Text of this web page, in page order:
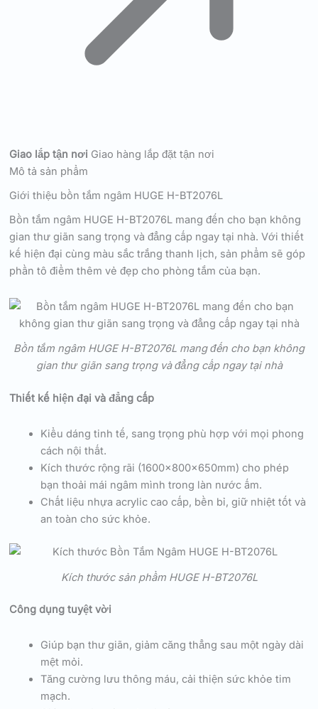
Giao lắp tận nơi Giao hàng lắp đặt tận nơi
Mô tả sản phẩm
Giới thiệu bồn tắm ngâm HUGE H-BT2076L
Bồn tắm ngâm HUGE H-BT2076L mang đến cho bạn không
gian thư giãn sang trọng và đẳng cấp ngay tại nhà. Với thiết
kế hiện đại cùng màu sắc trắng thanh lịch, sản phẩm sẽ góp
phần tô điểm thêm vẻ đẹp cho phòng tắm của bạn.
Bồn tắm ngâm HUGE H-BT2076L mang đến cho bạn không
gian thư giãn sang trọng và đẳng cấp ngay tại nhà
Thiết kế hiện đại và đẳng cấp
Kiểu dáng tinh tế, sang trọng phù hợp với mọi phong
cách nội thất.
Kích thước rộng rãi (1600x800x650mm) cho phép
bạn thoải mái ngâm mình trong làn nước ấm.
Chất liệu nhựa acrylic cao cấp, bền bỉ, giữ nhiệt tốt và
an toàn cho sức khỏe.
Kích thước sản phẩm HUGE H-BT2076L
Công dụng tuyệt vời
Giúp bạn thư giãn, giảm căng thẳng sau một ngày dài
mệt mỏi.
Tăng cường lưu thông máu, cải thiện sức khỏe tim
mạch.